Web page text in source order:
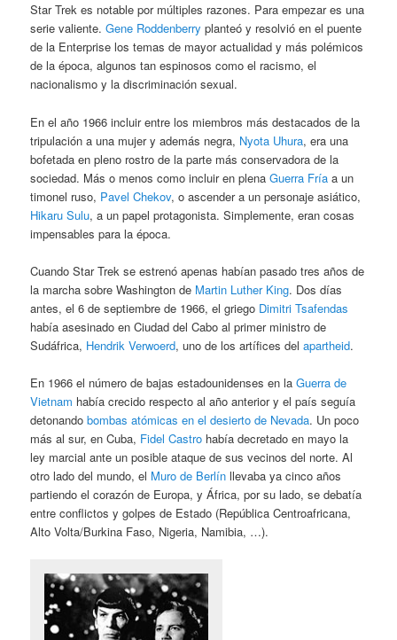
Star Trek es notable por múltiples razones. Para empezar es una
serie valiente.Gene Roddenberry planteó y resolvió en el puente
de la Enterprise los temas de mayor actualidad y más polémicos
de la época, algunos tan espinosos como el racismo, el
nacionalismo y la discriminación sexual.
En el año 1966 incluir entre los miembros más destacados de la
tripulación a una mujer y además negra, Nyota Uhura, era una
bofetada en pleno rostro de la parte más conservadora de la
sociedad. Más o menos como incluir en plenaGuerra Fría a un
timonel ruso, Pavel Chekov, o ascender a un personaje asiático,
Hikaru Sulu, a un papel protagonista. Simplemente, eran cosas
impensables para la época.
Cuando Star Trek se estrenó apenas habían pasado tres años de
la marcha sobre Washington de Martin Luther King. Dos días
antes, el 6 de septiembre de 1966, el griego Dimitri Tsafendas
había asesinado en Ciudad del Cabo al primer ministro de
Sudáfrica, Hendrik Verwoerd, uno de los artífices delapartheid.
En 1966 el número de bajas estadounidenses en laGuerra de
Vietnam había crecido respecto al año anterior y el país seguía
detonandobombas atómicas en el desierto de Nevada. Un poco
más al sur, en Cuba, Fidel Castro había decretado en mayo la
ley marcial ante un posible ataque de sus vecinos del norte. Al
otro lado del mundo, el Muro de Berlín llevaba ya cinco años
partiendo el corazón de Europa, y África, por su lado, se debatía
entre conflictos y golpes de Estado (República Centroafricana,
Alto Volta/Burkina Faso, Nigeria, Namibia, …).